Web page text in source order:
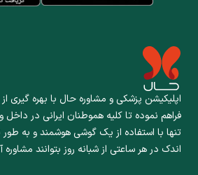
اپلیکیشن پزشکی و مشاوره حال با بهره گیری
فراهم نموده تا کلیه هموطنان ایرانی در داخل
تنها با استفاده از یک گوشی هوشمند و به طور
اندک در هر ساعتی از شبانه روز بتوانند مشاوره